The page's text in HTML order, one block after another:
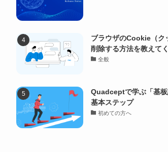
ブラウザのCookie（ク
削除する方法を教えてく
全般
Quadceptで学ぶ「基
基本ステップ
初めての方へ